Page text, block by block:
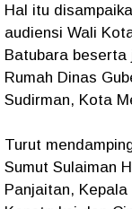
Hal itu
audiensi Wali
Batubara beserta
Rumah Dinas
Sudirman, Kota
Turut
Sumut Sulaiman
Panjaitan,